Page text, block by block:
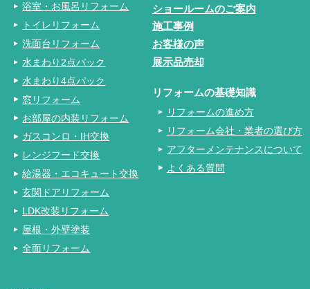
浴室・お風呂リフォーム
トイレリフォーム
洗面台リフォーム
水まわり2点パック
水まわり4点パック
窓リフォーム
お部屋の内装リフォーム
ガスコンロ・IH交換
レンジフード交換
給湯器・エコキュート交換
玄関ドアリフォーム
LDK改装リフォーム
屋根・外壁塗装
全面リフォーム
ショールームのご案内
施工事例
お客様の声
展示品売却
リフォームの基礎知識
リフォームの進め方
リフォーム会社・業者の選び方
アフターメンテナンスについて
よくある質問